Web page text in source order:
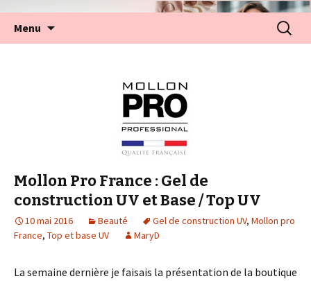
Menu
Mollon Pro France : Gel de
construction UV et Base / Top UV
10 mai 2016 Beauté Gel de construction UV, Mollon pro
France, Top et base UV MaryD
La semaine dernière je faisais la présentation de la boutique